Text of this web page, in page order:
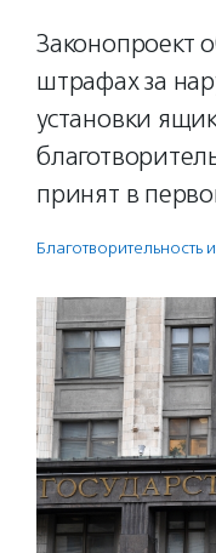
Законопроект
штрафах за
установки
принят в
Благотвори­тель­ность